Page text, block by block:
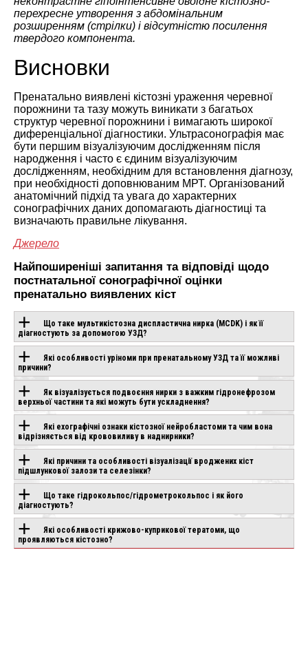
перехресне утворення з абдомінальним
розширенням (стрілки) і відсутністю посилення
твердого компонента.
Висновки
Пренатально виявлені кістозні ураження черевної
порожнини та тазу можуть виникати з багатьох
структур черевної порожнини і вимагають широкої
диференціальної діагностики. Ультрасонографія має
бути першим візуалізуючим дослідженням після
народження і часто є єдиним візуалізуючим
дослідженням, необхідним для встановлення діагнозу,
при необхідності доповнюваним МРТ. Організований
анатомічний підхід та увага до характерних
сонографічних даних допомагають діагностиці та
визначають правильне лікування.
Джерело
Найпоширеніші запитання та відповіді щодо
постнатальної сонографічної оцінки
пренатально виявлених кіст
Що таке мультикістозна диспластична нирка (MCDK) і як її
діагностують за допомогою УЗД?
Які особливості уріноми при пренатальному УЗД та її можливі
причини?
Як візуалізується подвоєння нирки з важким гідронефрозом
верхньої частини та які можуть бути ускладнення?
Які ехографічні ознаки кістозної нейробластоми та чим вона
відрізняється від крововиливу в наднирники?
Які причини та особливості візуалізації вроджених кіст
підшлункової залози та селезінки?
Що таке гідрокольпос/гідрометрокольпос і як його
діагностують?
Які особливості крижово-куприкової тератоми, що
проявляються кістозно?
ОБЛАДНАННЯ З
ЦІЄЮ
ТЕХНОЛОГІЄЮ
AIR
CANON APLIO
BEYOND
Під замовлення
CHISON SONOGO
EBIT 90
Під замовлення